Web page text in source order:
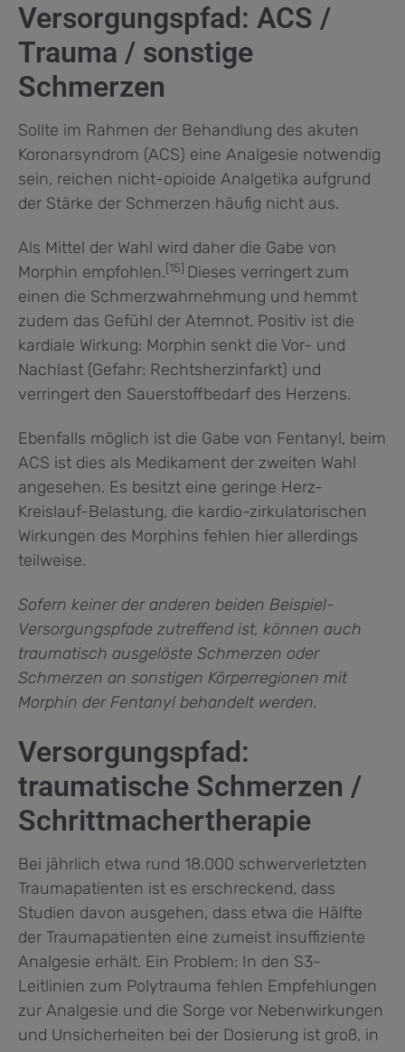
Versorgungspfad: ACS /
Trauma / sonstige
Schmerzen
Sollte im Rahmen der Behandlung des akuten
Koronarsyndrom (ACS) eine Analgesie notwendig
sein, reichen nicht-opioide Analgetika aufgrund
der Stärke der Schmerzen häufig nicht aus.
Als Mittel der Wahl wird daher die Gabe von
Morphin empfohlen.[15] Dieses verringert zum
einen die Schmerzwahrnehmung und hemmt
zudem das Gefühl der Atemnot. Positiv ist die
kardiale Wirkung: Morphin senkt die Vor- und
Nachlast (Gefahr: Rechtsherzinfarkt) und
verringert den Sauerstoffbedarf des Herzens.
Ebenfalls möglich ist die Gabe von Fentanyl, beim
ACS ist dies als Medikament der zweiten Wahl
angesehen. Es besitzt eine geringe Herz-
Kreislauf-Belastung, die kardio-zirkulatorischen
Wirkungen des Morphins fehlen hier allerdings
teilweise.
Sofern keiner der anderen beiden Beispiel-
Versorgungspfade zutreffend ist, können auch
traumatisch ausgelöste Schmerzen oder
Schmerzen an sonstigen Körperregionen mit
Morphin der Fentanyl behandelt werden.
Versorgungspfad:
traumatische Schmerzen /
Schrittmachertherapie
Bei jährlich etwa rund 18.000 schwerverletzten
Traumapatienten ist es erschreckend, dass
Studien davon ausgehen, dass etwa die Hälfte
der Traumapatienten eine zumeist insuffiziente
Analgesie erhält. Ein Problem: In den S3-
Leitlinien zum Polytrauma fehlen Empfehlungen
zur Analgesie und die Sorge vor Nebenwirkungen
und Unsicherheiten bei der Dosierung ist groß, in